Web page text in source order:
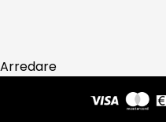
Arredare